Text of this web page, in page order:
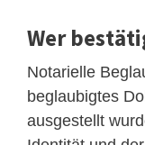
Wer
Notarielle
beglaubigtes
ausgestellt